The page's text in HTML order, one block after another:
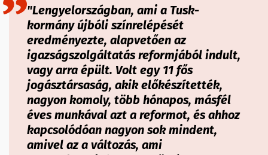
"Lengyelországban, ami a Tusk-
kormány újbóli színrelépését
eredményezte, alapvetően az
igazságszolgáltatás reformjából indult,
vagy arra épült. Volt egy 11 fős
jogásztársaság, akik előkészítették,
nagyon komoly, több hónapos, másfél
éves munkával azt a reformot, és ahhoz
kapcsolódóan nagyon sok mindent,
amivel az a változás, ami